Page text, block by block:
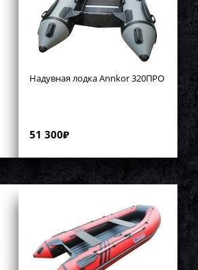
Надувная лодка Annkor 320ПРО
51 300₽